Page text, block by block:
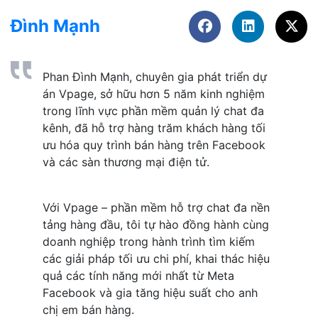
Đình Mạnh
Phan Đình Mạnh, chuyên gia phát triển dự
án Vpage, sở hữu hơn 5 năm kinh nghiệm
trong lĩnh vực phần mềm quản lý chat đa
kênh, đã hỗ trợ hàng trăm khách hàng tối
ưu hóa quy trình bán hàng trên Facebook
và các sàn thương mại điện tử.
Với Vpage – phần mềm hỗ trợ chat đa nền
tảng hàng đầu, tôi tự hào đồng hành cùng
doanh nghiệp trong hành trình tìm kiếm
các giải pháp tối ưu chi phí, khai thác hiệu
quả các tính năng mới nhất từ Meta
Facebook và gia tăng hiệu suất cho anh
chị em bán hàng.